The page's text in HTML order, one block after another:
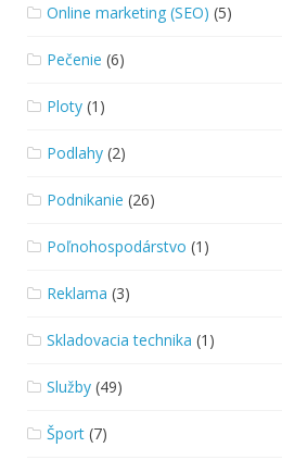
Online marketing (SEO) (5)
Pečenie (6)
Ploty (1)
Podlahy (2)
Podnikanie (26)
Poľnohospodárstvo (1)
Reklama (3)
Skladovacia technika (1)
Služby (49)
Šport (7)